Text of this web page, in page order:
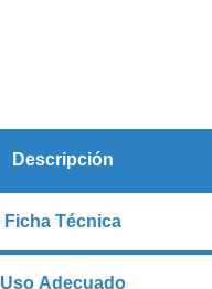
Descripción
Ficha Técnica
Uso Adecuado